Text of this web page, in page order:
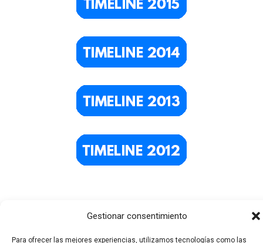
Gestionar consentimiento
Para ofrecer las mejores experiencias, utilizamos tecnologías como las